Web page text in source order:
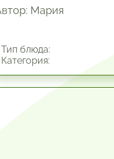
Мария
блюда: